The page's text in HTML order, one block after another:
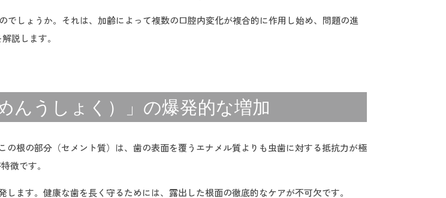
しょうか。それは、加齢によって複数の口腔内変化が複合的に作用し始め、問題の進
説します。
んうしょく）」の爆発的な増加
の根の部分（セメント質）は、歯の表面を覆うエナメル質よりも虫歯に対する抵抗力が極
徴です。
ます。健康な歯を長く守るためには、露出した根面の徹底的なケアが不可欠です。